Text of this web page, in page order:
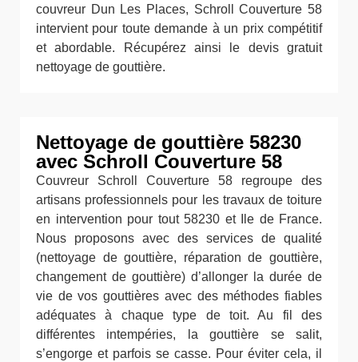
couvreur Dun Les Places, Schroll Couverture 58
intervient pour toute demande à un prix compétitif
et abordable. Récupérez ainsi le devis gratuit
nettoyage de gouttière.
Nettoyage de gouttière 58230
avec Schroll Couverture 58
Couvreur Schroll Couverture 58 regroupe des
artisans professionnels pour les travaux de toiture
en intervention pour tout 58230 et Ile de France.
Nous proposons avec des services de qualité
(nettoyage de gouttière, réparation de gouttière,
changement de gouttière) d’allonger la durée de
vie de vos gouttières avec des méthodes fiables
adéquates à chaque type de toit. Au fil des
différentes intempéries, la gouttière se salit,
s’engorge et parfois se casse. Pour éviter cela, il